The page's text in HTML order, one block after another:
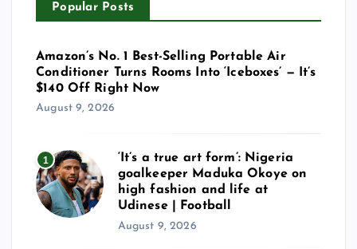
Popular Posts
Amazon’s No. 1 Best-Selling Portable Air
Conditioner Turns Rooms Into ‘Iceboxes’ — It’s
$140 Off Right Now
August 9, 2026
1
‘It’s a true art form’: Nigeria
goalkeeper Maduka Okoye on
high fashion and life at
Udinese | Football
August 9, 2026